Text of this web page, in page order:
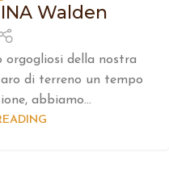
Walden
orgogliosi della nostra
di terreno un tempo
abbiamo...